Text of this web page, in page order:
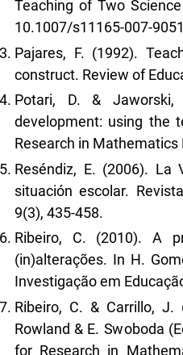
Teaching of Two
10.1007/s11165-007-
Pajares, F. (1992).
construct. Review of
Potari, D. & Jaworski,
development: using the
Research in
Reséndiz, E. (2006). La
situación escolar.
9(3), 435-458.
Ribeiro, C. (2010). A
(in)alterações. In H.
Investigação em
Ribeiro, C. & Carrillo,
Rowland & E. Swoboda
for Research in